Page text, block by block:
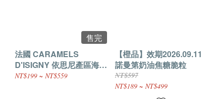
售完
法國 CARAMELS
D'ISIGNY 依思尼產區海鹽
焦糖丁(分裝)
NT$199 ~ NT$559
【橙品】效期2026.09.11
諾曼第奶油焦糖脆粒
NT$597
NT$189 ~ NT$499